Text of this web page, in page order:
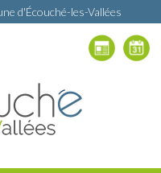
d'Écouché-les-Vallées